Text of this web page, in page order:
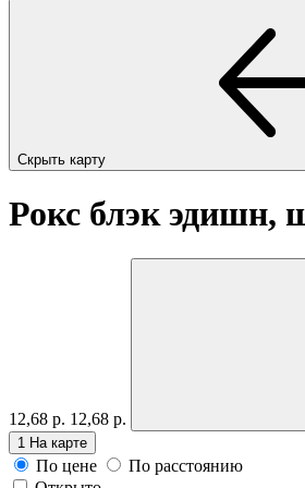
Скрыть карту
Рокс блэк эдишн,
12,68 р. 12,68 р.
1 На карте
По цене
По расстоянию